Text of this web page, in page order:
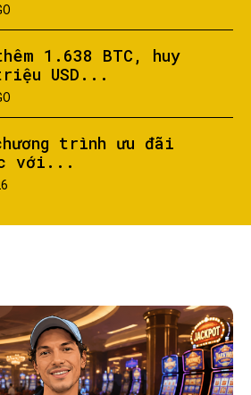
1.638 BTC, huy
USD...
trình ưu đãi
với...